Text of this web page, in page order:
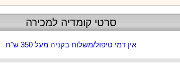
סרטי קומדיה למכירה
אין דמי טיפול/משלוח בקניה מעל 350 ש"ח